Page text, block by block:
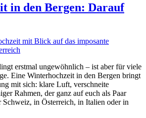
in den Bergen: Darauf
erstmal ungewöhnlich – ist aber für viele
Eine Winterhochzeit in den Bergen bringt
mit sich: klare Luft, verschneite
Rahmen, der ganz auf euch als Paar
Schweiz, in Österreich, in Italien oder in